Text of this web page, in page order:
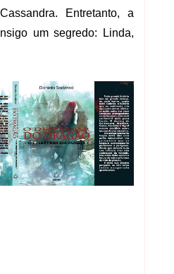
Entretanto, a
um segredo: Linda,